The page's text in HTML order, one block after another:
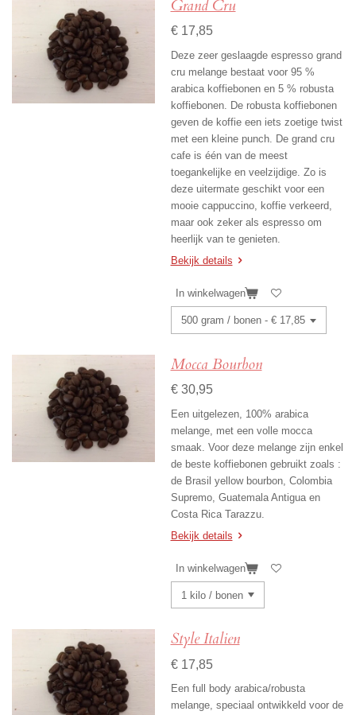
Grand Cru
€ 17,85
Deze zeer geslaagde espresso grand
cru melange bestaat voor 95 %
arabica koffiebonen en 5 % robusta
koffiebonen. De robusta koffiebonen
geven de koffie een iets zoetige twist
met een kleine punch. De grand cru
cafe is één van de meest
toegankelijke en veelzijdige. Zo is
deze uitermate geschikt voor een
mooie cappuccino, koffie verkeerd,
maar ook zeker als espresso om
heerlijk van te genieten.
Bekijk details
In winkelwagen
Mocca Bourbon
€ 30,95
Een uitgelezen, 100% arabica
melange, met een volle mocca
smaak. Voor deze melange zijn enkel
de beste koffiebonen gebruikt zoals :
de Brasil yellow bourbon, Colombia
Supremo, Guatemala Antigua en
Costa Rica Tarazzu.
Bekijk details
In winkelwagen
Style Italien
€ 17,85
Een full body arabica/robusta
melange, speciaal ontwikkeld voor de